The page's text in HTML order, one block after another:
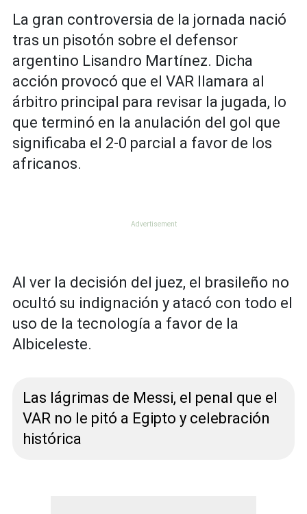
La gran controversia de la jornada nació
tras un pisotón sobre el defensor
argentino Lisandro Martínez. Dicha
acción provocó que el VAR llamara al
árbitro principal para revisar la jugada, lo
que terminó en la anulación del gol que
significaba el 2-0 parcial a favor de los
africanos.
Al ver la decisión del juez, el brasileño no
ocultó su indignación y atacó con todo el
uso de la tecnología a favor de la
Albiceleste.
Las lágrimas de Messi, el penal que el
VAR no le pitó a Egipto y celebración
histórica